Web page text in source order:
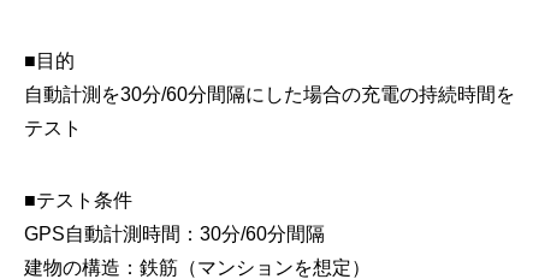
■目的
自動計測を30分/60分間隔にした場合の充電の持続時間を
テスト
■テスト条件
GPS自動計測時間：30分/60分間隔
建物の構造：鉄筋（マンションを想定）